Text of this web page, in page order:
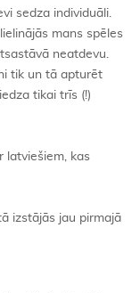
sedza individuāli.
mans spēles
neatdevu.
tik un tā apturēt
tikai trīs (!)
latviešiem, kas
izstājās jau pirmajā